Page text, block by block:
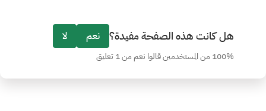
هل كانت هذه الصفحة مفيدة؟ نعم لا
100% من المستخدمين قالوا نعم من 1 تعليق